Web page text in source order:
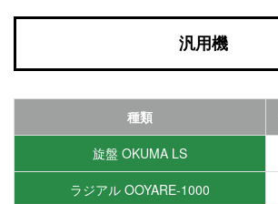
汎用機
種類
旋盤 OKUMA LS
ラジアル OOYARE-1000